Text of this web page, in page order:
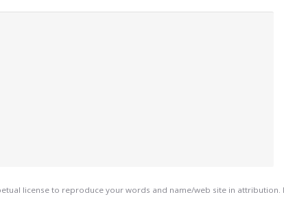
license to reproduce your words and name/web site in